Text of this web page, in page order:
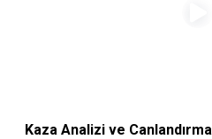
Kaza Analizi ve Canlandırma